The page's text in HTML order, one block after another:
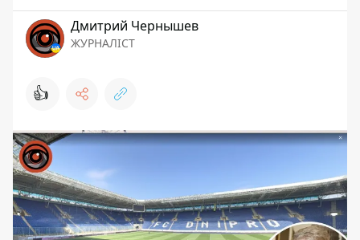
Дмитрий Чернышев
ЖУРНАЛІСТ
👍